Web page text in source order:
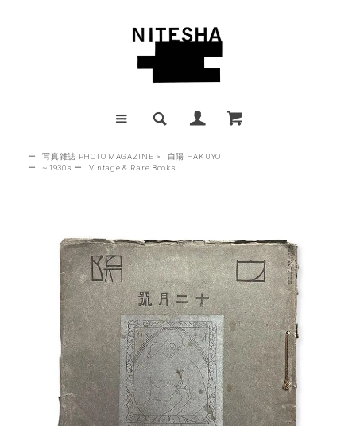
ー 写真雑誌 PHOTO MAGAZINE >
白陽 HAKUYO
ー
~1930s ー Vintage & Rare Books